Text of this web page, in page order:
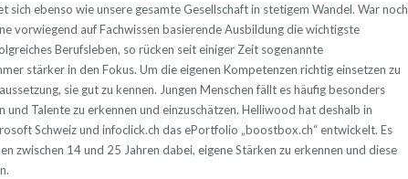
ebenso wie unsere gesamte Gesellschaft in stetigem Wandel. War noch
vorwiegend auf Fachwissen basierende Ausbildung die wichtigste
Berufsleben, so rücken seit einiger Zeit sogenannte
stärker in den Fokus. Um die eigenen Kompetenzen richtig einsetzen zu
sie gut zu kennen. Jungen Menschen fällt es häufig besonders
und Talente zu erkennen und einzuschätzen. Helliwood hat deshalb in
Schweiz und infoclick.ch das ePortfolio „boostbox.ch“ entwickelt. Es
zwischen 14 und 25 Jahren dabei, eigene Stärken zu erkennen und diese